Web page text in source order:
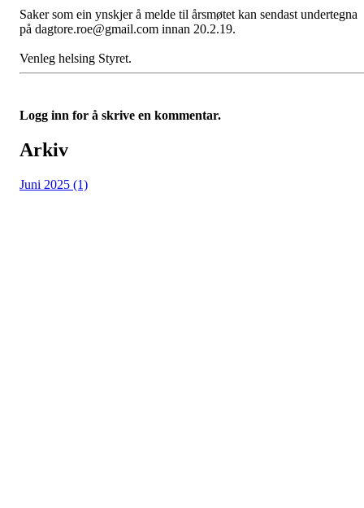
Saker som ein ynskjer å melde til årsmøtet kan sendast undertegna
på dagtore.roe@gmail.com innan 20.2.19.
Venleg helsing Styret.
Logg inn for å skrive en kommentar.
Arkiv
Juni 2025 (1)